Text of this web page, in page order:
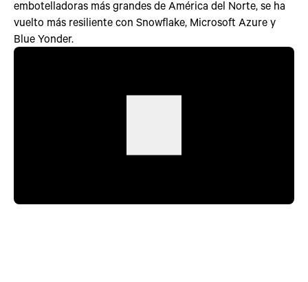
embotelladoras más grandes de América del Norte, se ha
vuelto más resiliente con Snowflake, Microsoft Azure y
Blue Yonder.